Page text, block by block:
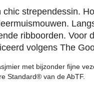
strependessin.
ribboorden. Voor
volgens The
met bijzonder fijne
Standard® van de AbTF.